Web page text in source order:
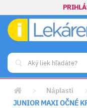
> Náplasti
JUNIOR MAXI OČNÉ